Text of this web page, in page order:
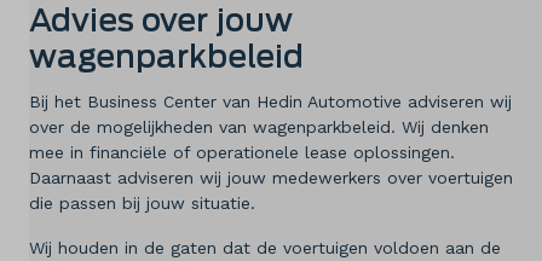
Vacatures
Vergelijken
Vestigingen
Merken
Advies over jouw
wagenparkbeleid
Bij het Business Center van Hedin Automotive adviseren wij
over de mogelijkheden van wagenparkbeleid. Wij denken
mee in financiële of operationele lease oplossingen.
Daarnaast adviseren wij jouw medewerkers over voertuigen
die passen bij jouw situatie.
Wij houden in de gaten dat de voertuigen voldoen aan de